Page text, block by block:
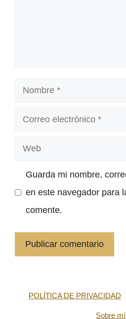
Nombre
Correo
Web
Guarda mi nombre,
en este navegador para
comente.
POLÍTICA DE PRIVACIDAD
Sobre mí